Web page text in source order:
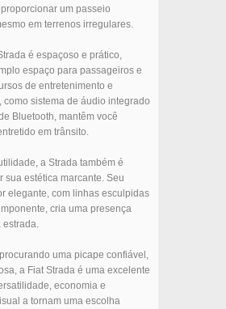
um passeio
em terrenos irregulares.
é espaçoso e prático,
espaço para passageiros e
de entretenimento e
como sistema de áudio integrado
Bluetooth, mantêm você
em trânsito.
a Strada também é
sua estética marcante. Seu
elegante, com linhas esculpidas
cria uma presença
estrada.
uma picape confiável,
a Fiat Strada é uma excelente
economia e
a tornam uma escolha